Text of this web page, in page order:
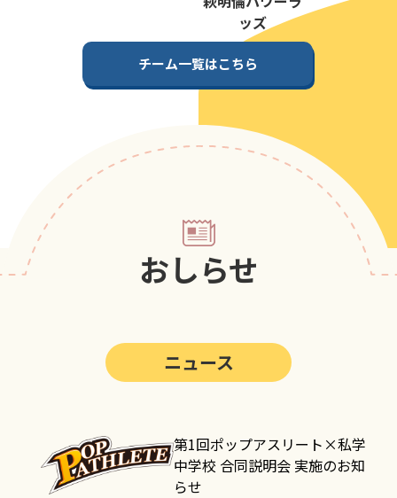
ポップアスリートカップ
ポップアスリートカップ
ポップアスリートカップ
ッズ
チーム一覧はこちら
おしらせ
ニュース
第1回ポップアスリート×私学
中学校 合同説明会 実施のお知
らせ